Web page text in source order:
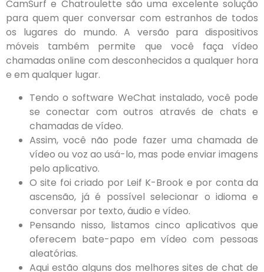
CamSurf e Chatroulette são uma excelente solução
para quem quer conversar com estranhos de todos
os lugares do mundo. A versão para dispositivos
móveis também permite que você faça vídeo
chamadas online com desconhecidos a qualquer hora
e em qualquer lugar.
Tendo o software WeChat instalado, você pode
se conectar com outros através de chats e
chamadas de vídeo.
Assim, você não pode fazer uma chamada de
vídeo ou voz ao usá-lo, mas pode enviar imagens
pelo aplicativo.
O site foi criado por Leif K-Brook e por conta da
ascensão, já é possível selecionar o idioma e
conversar por texto, áudio e vídeo.
Pensando nisso, listamos cinco aplicativos que
oferecem bate-papo em vídeo com pessoas
aleatórias.
Aqui estão alguns dos melhores sites de chat de